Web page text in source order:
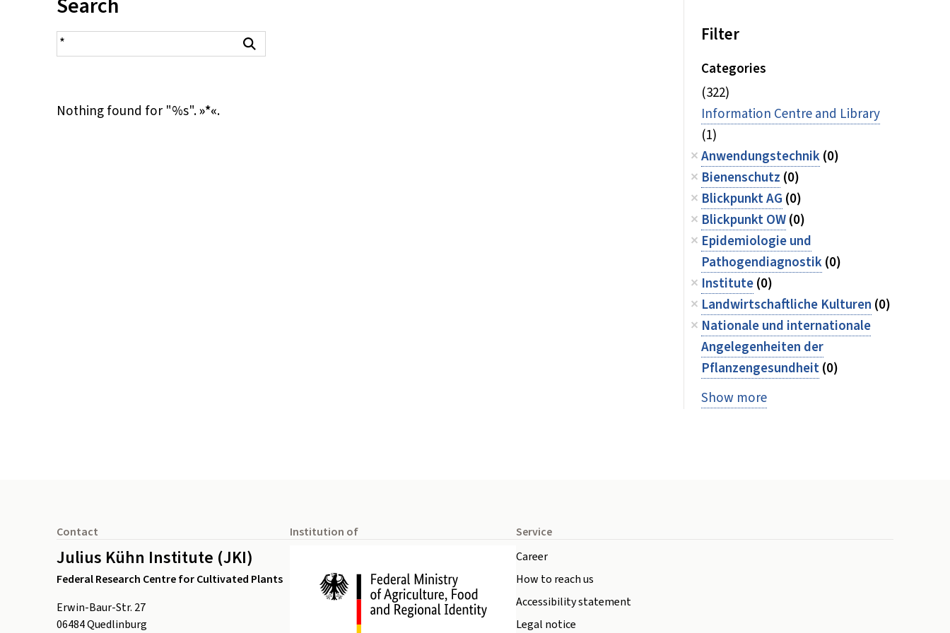
search result
Nothing found for "%s".»*«.
Filter
Categories
(322)
Information Centre and Library
(1)
Anwendungstechnik(0)
Bienenschutz (0)
Blickpunkt AG (0)
Blickpunkt OW(0)
Epidemiologie und
Pathogendiagnostik(0)
Institute(0)
Landwirtschaftliche Kulturen (0)
Nationale und internationale
Angelegenheiten der
Pflanzengesundheit(0)
Show more
Contact
Julius Kühn Institute (JKI)
Federal Research Centre for Cultivated Plants
Erwin-Baur-Str. 27
06484Quedlinburg
Institution of
Service
Career
How to reach us
Accessibility statement
Legal notice